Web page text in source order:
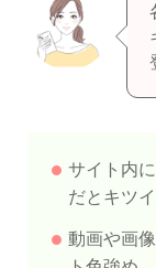
サイト内
だとキツイ
動画や画